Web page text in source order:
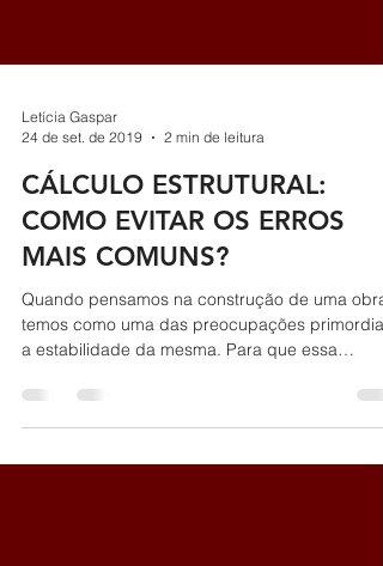
24 de set. de 2019
2 min de leitura
CÁLCULO ESTRUTURAL:
COMO EVITAR OS ERROS
MAIS COMUNS?
Quando pensamos na construção de uma obra
a estabilidade da mesma. Para que essa
estabilidade...